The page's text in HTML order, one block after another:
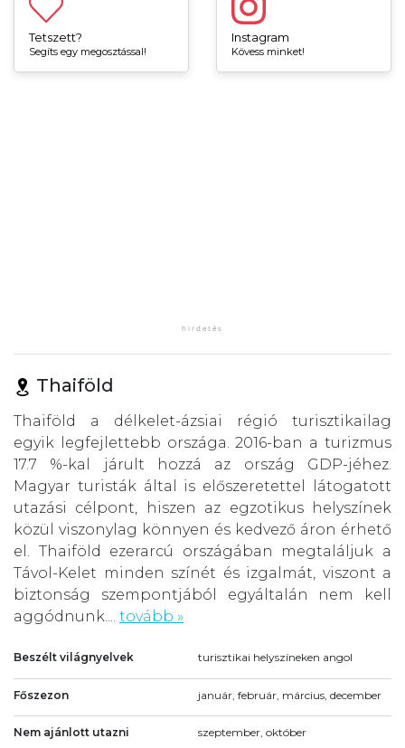
Tetszett?
Segíts egy megosztással!
Instagram
Kövess minket!
Thaiföld
Thaiföld a délkelet-ázsiai régió turisztikailag
egyik legfejlettebb országa. 2016-ban a turizmus
17.7 %-kal járult hozzá az ország GDP-jéhez.
Magyar turisták által is előszeretettel látogatott
utazási célpont, hiszen az egzotikus helyszínek
közül viszonylag könnyen és kedvező áron érhető
el. Thaiföld ezerarcú országában megtaláljuk a
Távol-Kelet minden színét és izgalmát, viszont a
biztonság szempontjából egyáltalán nem kell
aggódnunk.... tovább »
Beszélt világnyelvek turisztikai helyszíneken angol
Főszezon január, február, március, december
Nem ajánlott utazni szeptember, október